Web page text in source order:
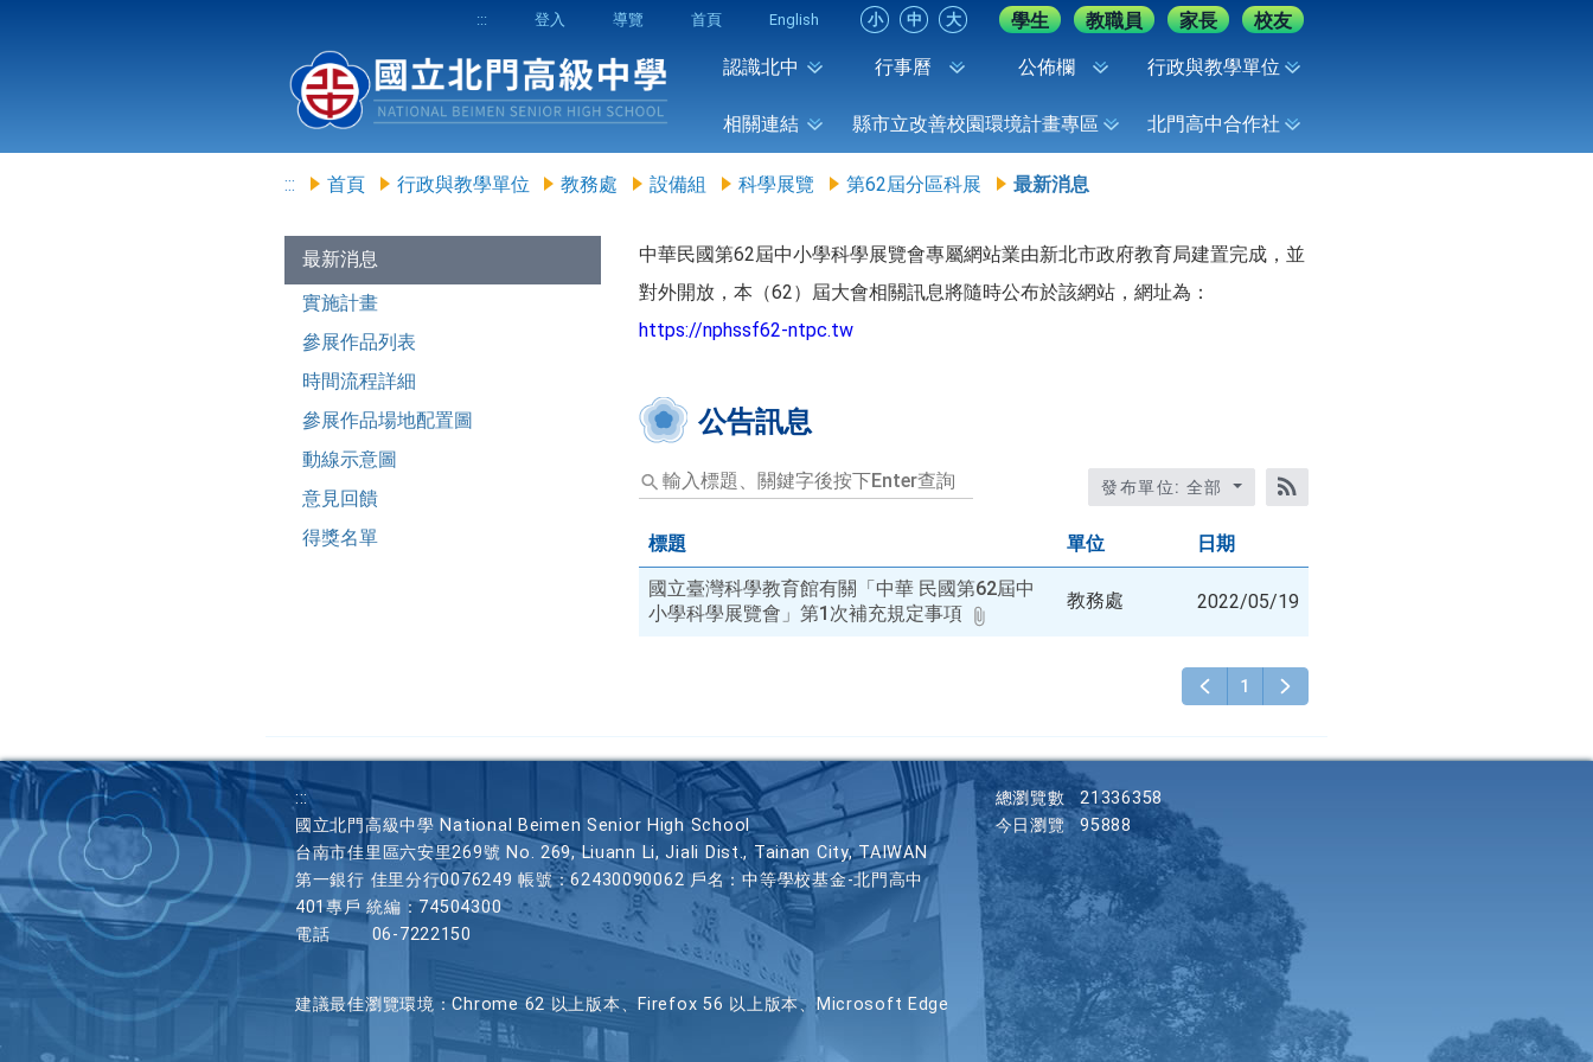
::: 登入 導覽 首頁 English 小 中 大 學生 教職員 家長 校友
認識北中 行事曆 公佈欄 行政與教學單位
相關連結 縣市立改善校園環境計畫專區 北門高中合作社
::: 首頁 行政與教學單位 教務處 設備組 科學展覽 第62屆分區科展 最新消息
最新消息
實施計畫
參展作品列表
時間流程詳細
參展作品場地配置圖
動線示意圖
意見回饋
得獎名單
中華民國第62屆中小學科學展覽會專屬網站業由新北市政府教育局建置完成，並
對外開放，本（62）屆大會相關訊息將隨時公布於該網站，網址為：
https://nphssf62-ntpc.tw
公告訊息
輸
入
題、
關
鍵
字
詢
發布單位: 全部
RSS訂閱
標題 單位
日期
國立臺灣科學教育館有關「中華 民國第62屆中
小學科學展覽會」第1次補充規定事項
教務處 2022/05/19
1
:::
國立北門高級中學 National Beimen Senior High School
台南市佳里區六安里269號 No. 269, Liuann Li, Jiali Dist., Tainan City, TAIWAN
第一銀行 佳里分行0076249 帳號：62430090062 戶名：中等學校基金-北門高中
401專戶 統編：74504300
電話
06-7222150
總瀏覽數
21336358
今日瀏覽
95888
建議最佳瀏覽環境：Chrome 62 以上版本、Firefox 56 以上版本、Microsoft Edge